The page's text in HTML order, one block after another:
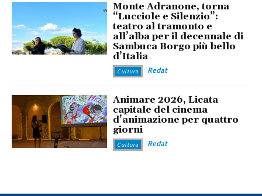
Monte Adranone, torna
“Lucciole e Silenzio”:
teatro al tramonto e
all’alba per il decennale di
Sambuca Borgo più bello
d’Italia
Cultura Redat
Animare 2026, Licata
capitale del cinema
d’animazione per quattro
giorni
Cultura Redat